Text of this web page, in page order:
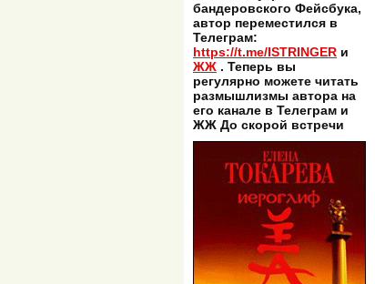
бандеровского Фейсбука,
автор переместился в
Телеграм:
https://t.me/ISTRINGER и
ЖЖ . Теперь вы
регулярно можете читать
размышлизмы автора на
его канале в Телеграм и
ЖЖ До скорой встречи